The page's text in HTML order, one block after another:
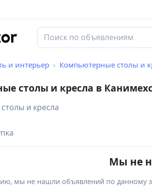
и интерьер Компьютерные столы и
столы и кресла в
и кресла
Мы не
мы не нашли объявлений по данному